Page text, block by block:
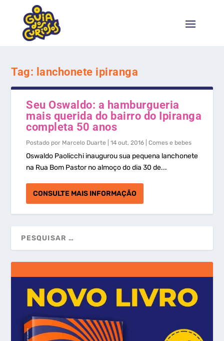
Tag: lanchonete ipiranga
Seu Oswaldo: a hamburgueria
mais querida do bairro do Ipiranga
completa 50 anos
Postado por Marcelo Duarte |14 out, 2016 |Comes e bebes
Oswaldo Paolicchi inaugurou sua pequena lanchonete
na Rua Bom Pastor no almoço do dia 30 de...
CONSULTE MAIS INFORMAÇÃO